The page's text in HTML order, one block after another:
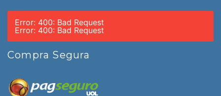
Error: 400: Bad Request
Error: 400: Bad Request
Compra Segura